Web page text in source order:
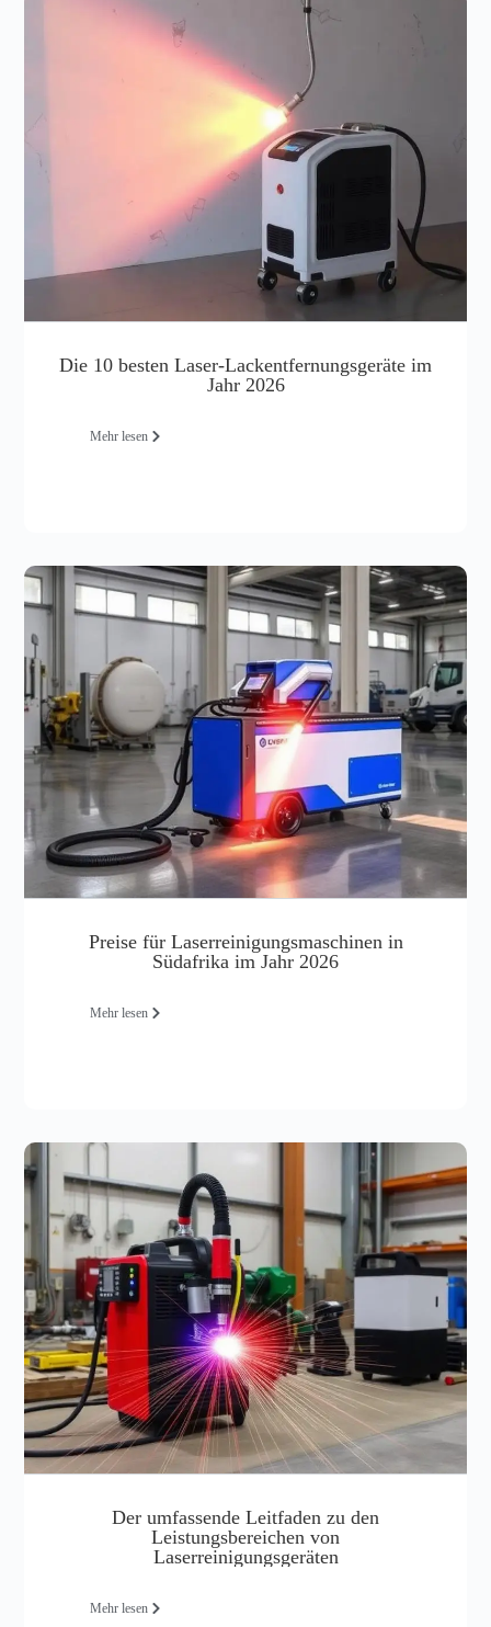
Die 10 besten Laser-Lackentfernungsgeräte im
Jahr 2026
Mehr lesen
Preise für Laserreinigungsmaschinen in
Südafrika im Jahr 2026
Mehr lesen
Der umfassende Leitfaden zu den
Leistungsbereichen von
Laserreinigungsgeräten
Mehr lesen